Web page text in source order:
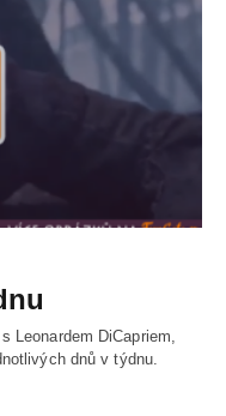
Leonardem DiCapriem,
dnů v týdnu.